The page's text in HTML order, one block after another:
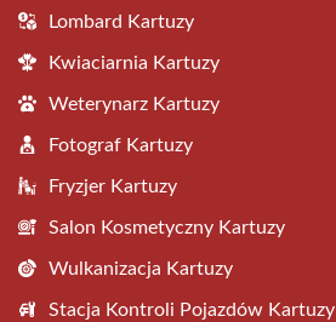
Lombard Kartuzy
Kwiaciarnia Kartuzy
Weterynarz Kartuzy
Fotograf Kartuzy
Fryzjer Kartuzy
Salon Kosmetyczny Kartuzy
Wulkanizacja Kartuzy
Stacja Kontroli Pojazdów Kartuzy